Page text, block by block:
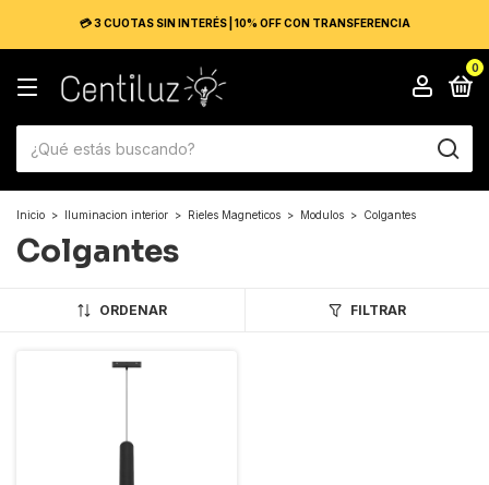
💳 3 CUOTAS SIN INTERÉS | 10% OFF CON TRANSFERENCIA
0
Inicio > Iluminacion interior > Rieles Magneticos > Modulos > Colgantes
Colgantes
ORDENAR FILTRAR